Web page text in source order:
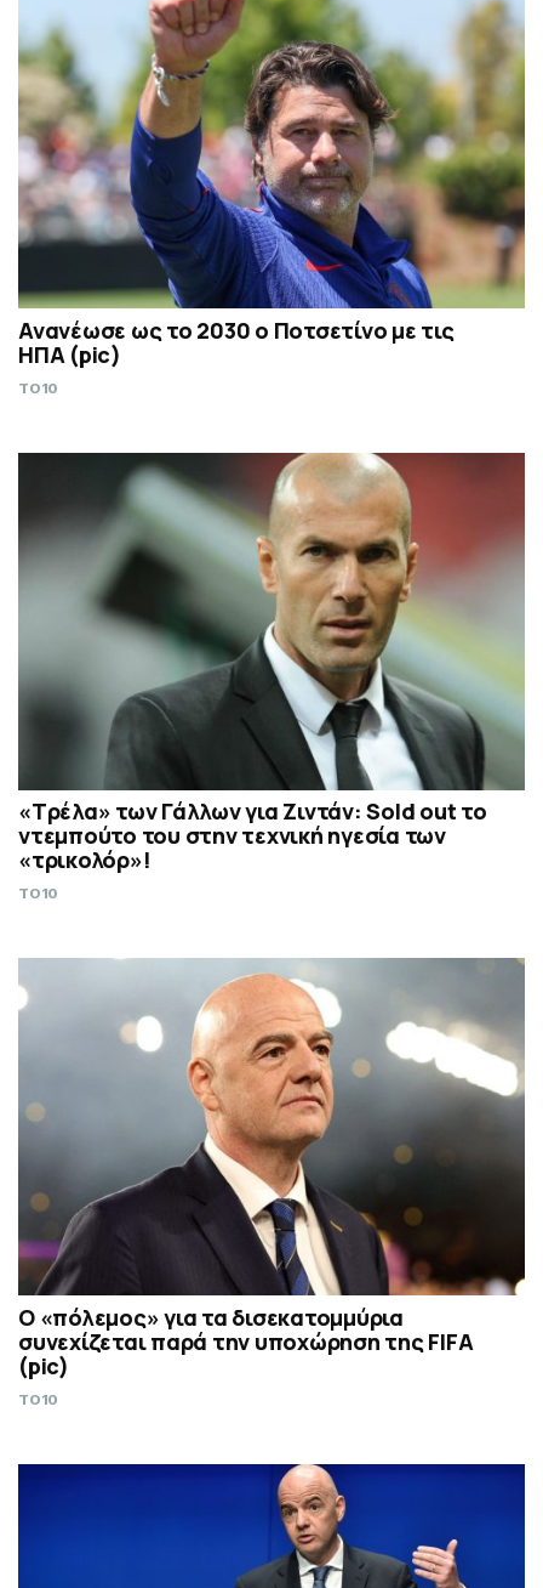
Ανανέωσε ως το 2030 ο Ποτσετίνο με τις
ΗΠΑ (pic)
TO10
«Τρέλα» των Γάλλων για Ζιντάν: Sold out το
ντεμπούτο του στην τεχνική ηγεσία των
«τρικολόρ»!
TO10
Ο «πόλεμος» για τα δισεκατομμύρια
συνεχίζεται παρά την υποχώρηση της FIFA
(pic)
TO10